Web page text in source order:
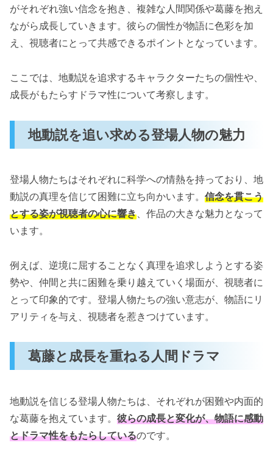
がそれぞれ強い信念を抱き、複雑な人間関係や葛藤を抱え
ながら成長していきます。彼らの個性が物語に色彩を加
え、視聴者にとって共感できるポイントとなっています。
ここでは、地動説を追求するキャラクターたちの個性や、
成長がもたらすドラマ性について考察します。
地動説を追い求める登場人物の魅力
登場人物たちはそれぞれに科学への情熱を持っており、地
動説の真理を信じて困難に立ち向かいます。 信念を貫こう
とする姿が視聴者の心に響き 、作品の大きな魅力となって
います。
例えば、逆境に屈することなく真理を追求しようとする姿
勢や、仲間と共に困難を乗り越えていく場面が、視聴者に
とって印象的です。登場人物たちの強い意志が、物語にリ
アリティを与え、視聴者を惹きつけています。
葛藤と成長を重ねる人間ドラマ
地動説を信じる登場人物たちは、それぞれが困難や内面的
な葛藤を抱えています。 彼らの成長と変化が、物語に感動
とドラマ性をもたらしているのです。